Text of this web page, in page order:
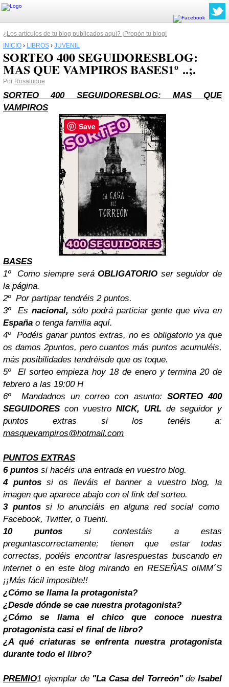
¿Los artículos de tu blog publicados aquí? ¡Propón tu blog!
INICIO › LIBROS › JUVENIL
SORTEO 400 SEGUIDORESBLOG:
MAS QUE VAMPIROS BASES1º ..;.
Por Rosaluque
SORTEO 400 SEGUIDORESBLOG: MAS QUE
VAMPIROS
BASES
1º Como siempre seráOBLIGATORIO ser seguidor de
la página.
2º Por partipar tendréis 2 puntos.
3º Es nacional, sólo podrá particiar gente que viva en
España o tenga familia aquí.
4º Podéis ganar puntos extras, no es obligatorio ya que
os damos 2puntos, pero cuantos más puntos acumuléis,
más posibilidades tendréisde que os toque.
5º El sorteo empieza hoy 18 de enero y termina 20 de
febrero a las 19:00 H
6º Mandadnos un correo con asunto: SORTEO 400
SEGUIDORES con vuestro NICK, URL de seguidor y
puntos extras si los tenéis a:
masquevampiros@hotmail.com
PUNTOS EXTRAS
6 puntos si hacéis una entrada en vuestro blog.
4 puntossi os lleváis el banner a vuestro blog, la
imagen que aparece abajo con el link del sorteo.
3 puntossi lo anunciáis en alguna red social como
Facebook, Twitter, o Tuenti.
10 puntos si contestáis a estas
preguntascorrectamente; tienen que estar todas
correctas, podéis encontrar lasrespuestas buscando en
internet o en este blog mirando en RESEÑAS oIMM´S
¡¡Más fácil imposible!!
¿Cómo se llama la protagonista?
¿Desde dónde se cae nuestra protagonista?
¿Cómo se llama el chico que conoce nuestra
protagonista casi el final de libro?
¿A qué criaturas se enfrenta nuestra protagonista
durante todo el libro?
PREMIO1 ejemplar de "La Casa del Torreón"de Isabel
Save